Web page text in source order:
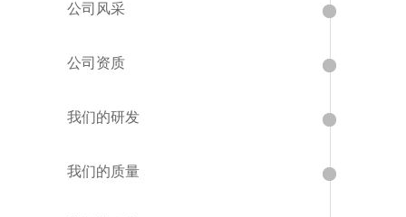
公司风采
公司资质
我们的研发
我们的质量